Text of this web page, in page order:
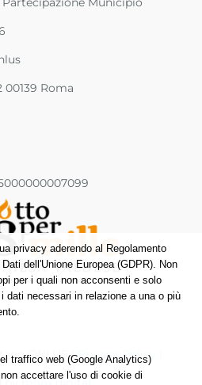
00139 Roma
ONLUS |Privacy Policy
privacy aderendo al Regolamento
dell'Unione Europea (GDPR). Non
per i quali non acconsenti e solo
dati necessari in relazione a una o più
traffico web (Google Analytics)
accettare l'uso di cookie di